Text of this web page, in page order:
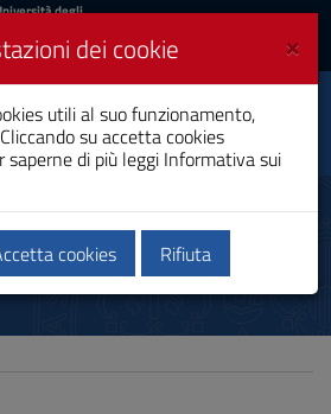
degli
UniCA News
di Storia,
e territorio
ricerca e Post-Doc
×
dei cookie
utili al suo funzionamento,
su accetta cookies
saperne di più leggi Informativa sui
cookies Rifiuta